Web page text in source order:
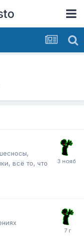
всё то, что